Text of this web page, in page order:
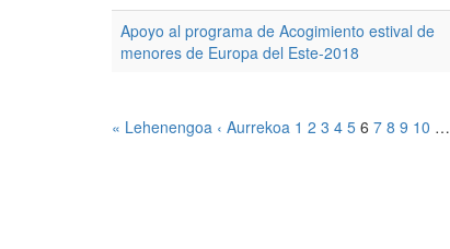
Apoyo al programa de Acogimiento estival de
menores de Europa del Este-2018
« Lehenengoa ‹ Aurrekoa 1 2 3 4 5 6 7 8 9 10 …